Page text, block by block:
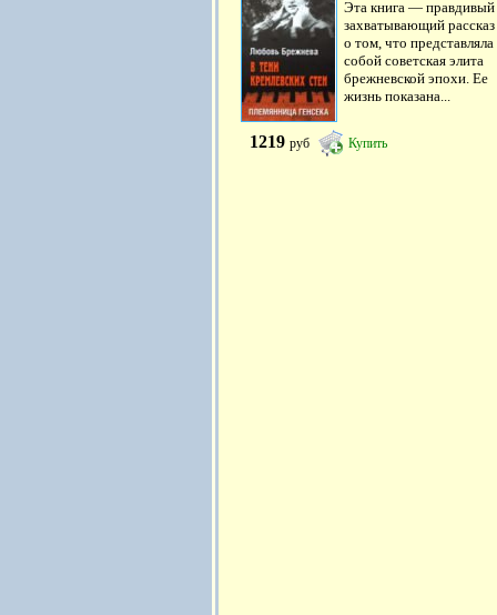
Эта книга — правдивый
захватывающий рассказ
о том, что представляла
собой советская элита
брежневской эпохи. Ее
жизнь показана...
1219 руб Купить